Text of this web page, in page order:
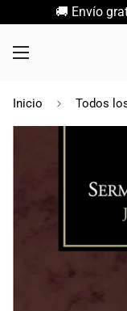
🚚 Envío
Inicio Todos